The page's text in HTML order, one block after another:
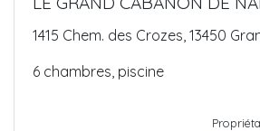
1415 Chem. des Crozes, 13450
6 chambres, piscine